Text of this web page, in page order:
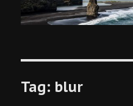
Tag: blur